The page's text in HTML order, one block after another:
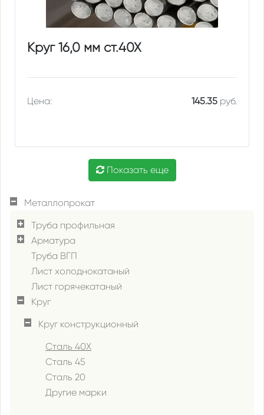
Металлопрокат
Труба профильная
Арматура
Труба ВГП
Лист холоднокатаный
Лист горячекатаный
Круг
Круг конструкционный
Сталь 40Х
Сталь 45
Сталь 20
Другие марки
Круг 16,0 мм ст.40Х
Цена: 145.35руб.
Показать еще